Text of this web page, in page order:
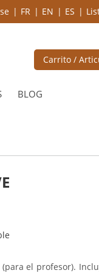
FR EN ES
Carrito /
BLOG
el profesor).